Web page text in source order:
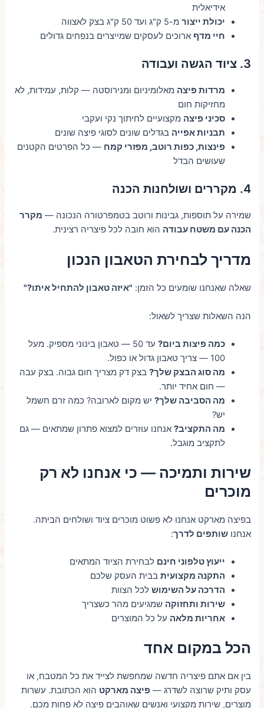
אידיאלית
יכולת ייצור מ-5 ק"ג ועד 50 ק"ג בצק לאצווה
חיי מדף ארוכים לעסקים שמייצרים בנפחים גדולים
3. ציוד הגשה ועבודה
מרדות פיצה מאלומיניום ומנירוסטה — קלות, עמידות, לא
מחזיקות חום
סכיני פיצה מקצועיים לחיתוך נקי ועקבי
תבניות אפייה בגדלים שונים לסוגי פיצה שונים
פינצות, כפות רוטב, מפזרי קמח — כל הפרטים הקטנים
שעושים הבדל
4. מקררים ושולחנות הכנה
שמירה על תוספות, גבינות ורוטב בטמפרטורה הנכונה — מקרר
הכנה עם משטח עבודה הוא חובה לכל פיצריה רצינית.
מדריך לבחירת הטאבון הנכון
שאלה שאנחנו שומעים כל הזמן: "איזה טאבון להתחיל איתו?"
הנה השאלות שצריך לשאול:
כמה פיצות ביום?
עד 50 — טאבון בינוני מספיק. מעל
100 — צריך טאבון גדול או כפול.
מה סוג הבצק שלך? בצק דק מצריך חום גבוה. בצק עבה
— חום אחיד יותר.
מה הסביבה שלך? יש מקום לארובה? כמה זרם חשמל
יש?
מה התקציב? אנחנו עוזרים למצוא פתרון שמתאים — גם
לתקציב מוגבל.
שירות ותמיכה — כי אנחנו לא רק
מוכרים
בפיצה מארקט אנחנו לא פשוט מוכרים ציוד ושולחים הביתה.
אנחנושותפים לדרך:
ייעוץ טלפוני חינם לבחירת הציוד המתאים
התקנה מקצועית בבית העסק שלכם
הדרכה על השימוש לכל הצוות
שירות ותחזוקה שמגיעים מהר כשצריך
אחריות מלאה על כל המוצרים
הכל במקום אחד
בין אם אתם פיצריה חדשה שמחפשת לצייד את כל המטבח, או
עסק ותיק שרוצה לשדרג — פיצה מארקט הוא הכתובת. עשרות
מוצרים, שירות מקצועי ואנשים שאוהבים פיצה לא פחות מכם.